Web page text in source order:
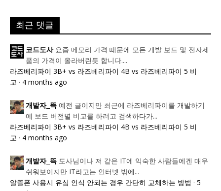
최근 댓글
코드도사 요즘 메모리 가격 때문에 모든 개발 보드 및 전자제
품의 가격이 올라버린듯 합니다....
라즈베리파이 3B+ vs 라즈베리파이 4B vs 라즈베리파이 5 비
교 · 4 months ago
개발자_뜩 예전 글이지만 최근에 라즈베리파이를 개발하기
에 보드 버전별 비교를 하려고 검색하다가...
라즈베리파이 3B+ vs 라즈베리파이 4B vs 라즈베리파이 5 비
교 · 4 months ago
개발자_뜩 도사님이나 저 같은 IT에 익숙한 사람들에겐 매우
쉬워보이지만 IT라고는 인터넷 밖에...
알뜰폰 사용시 유심 인식 안되는 경우 간단히 교체하는 방법 · 5